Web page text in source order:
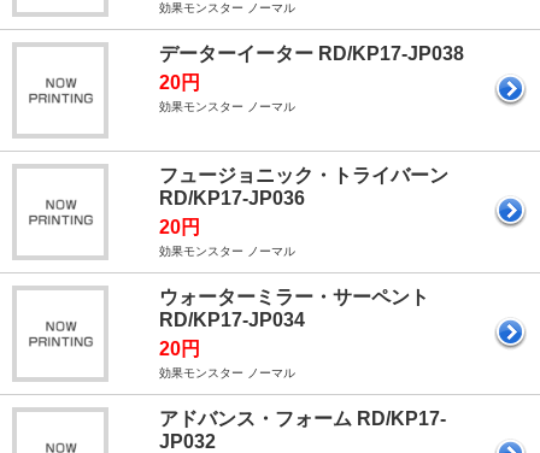
効果モンスター ノーマル
データーイーター RD/KP17-JP038
20円
効果モンスター ノーマル
フュージョニック・トライバーン
RD/KP17-JP036
20円
効果モンスター ノーマル
ウォーターミラー・サーペント
RD/KP17-JP034
20円
効果モンスター ノーマル
アドバンス・フォーム RD/KP17-
JP032